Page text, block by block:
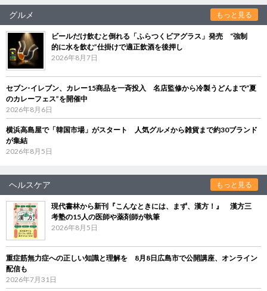
グルメ もっと見る
ビールだけ飲むと倒れる「ふらつくビアグラス」発売 “強制
的に水を飲む”仕掛けで適正飲酒を後押し
2026年8月7日
セブン‐イレブン、カレー15商品を一斉投入 名店監修から冷製うどんまで“夏
のカレーフェス”を開催中
2026年8月6日
横浜高島屋で「韓国市場」がスタート 人気グルメから雑貨まで約30ブランド
が集結
2026年8月5日
ヘルスケア もっと見る
現代書林から新刊『こんなときには、まず、漢方！』 漢方三
考塾の15人の医師や薬剤師が執筆
2026年8月5日
重症筋無力症への正しい知識と理解を 8月8日広島市で公開講座、オンライン
配信も
2026年7月31日